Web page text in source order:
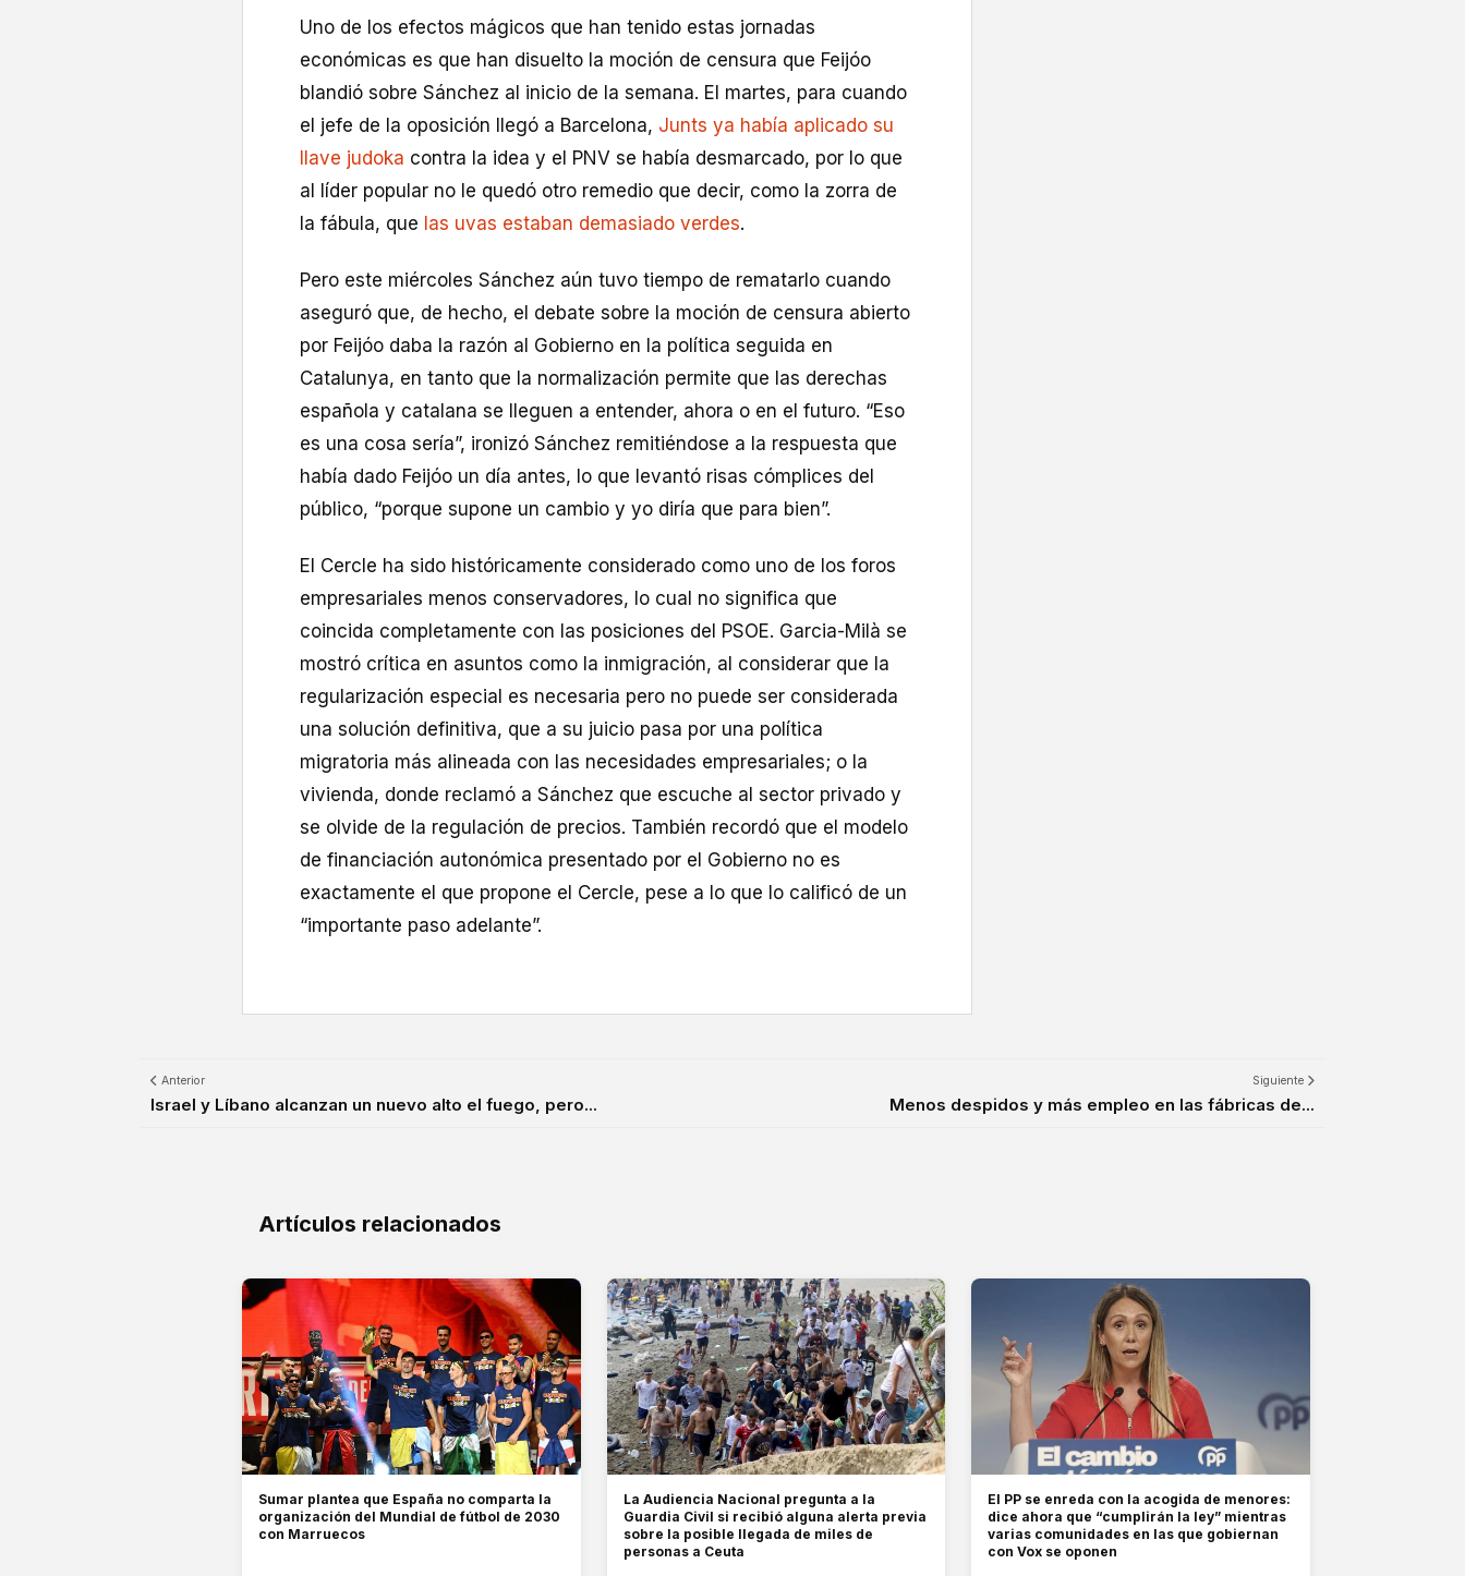
Uno de los efectos mágicos que han tenido estas jornadas
económicas es que han disuelto la moción de censura que Feijóo
blandió sobre Sánchez al inicio de la semana. El martes, para cuando
el jefe de la oposición llegó a Barcelona, Junts ya había aplicado su
llave judoka contra la idea y el PNV se había desmarcado, por lo que
al líder popular no le quedó otro remedio que decir, como la zorra de
la fábula, que las uvas estaban demasiado verdes.
Pero este miércoles Sánchez aún tuvo tiempo de rematarlo cuando
aseguró que, de hecho, el debate sobre la moción de censura abierto
por Feijóo daba la razón al Gobierno en la política seguida en
Catalunya, en tanto que la normalización permite que las derechas
española y catalana se lleguen a entender, ahora o en el futuro. “Eso
es una cosa sería”, ironizó Sánchez remitiéndose a la respuesta que
había dado Feijóo un día antes, lo que levantó risas cómplices del
público, “porque supone un cambio y yo diría que para bien”.
El Cercle ha sido históricamente considerado como uno de los foros
empresariales menos conservadores, lo cual no significa que
coincida completamente con las posiciones del PSOE. Garcia-Milà se
mostró crítica en asuntos como la inmigración, al considerar que la
regularización especial es necesaria pero no puede ser considerada
una solución definitiva, que a su juicio pasa por una política
migratoria más alineada con las necesidades empresariales; o la
vivienda, donde reclamó a Sánchez que escuche al sector privado y
se olvide de la regulación de precios. También recordó que el modelo
de financiación autonómica presentado por el Gobierno no es
exactamente el que propone el Cercle, pese a lo que lo calificó de un
“importante paso adelante”.
Anterior
Israel y Líbano alcanzan un nuevo alto el fuego, pero...
Siguiente
Menos despidos y más empleo en las fábricas de...
Artículos relacionados
Sumar plantea que España no comparta la
organización del Mundial de fútbol de 2030
con Marruecos
La Audiencia Nacional pregunta a la
Guardia Civil si recibió alguna alerta previa
sobre la posible llegada de miles de
personas a Ceuta
El PP se enreda con la acogida de menores:
dice ahora que “cumplirán la ley” mientras
varias comunidades en las que gobiernan
con Vox se oponen